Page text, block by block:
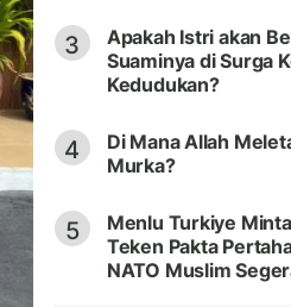
3
Apakah Istri akan
Suaminya di Surga
Kedudukan?
4
Di Mana Allah
Murka?
5
Menlu Turkiye
Teken Pakta
NATO Muslim